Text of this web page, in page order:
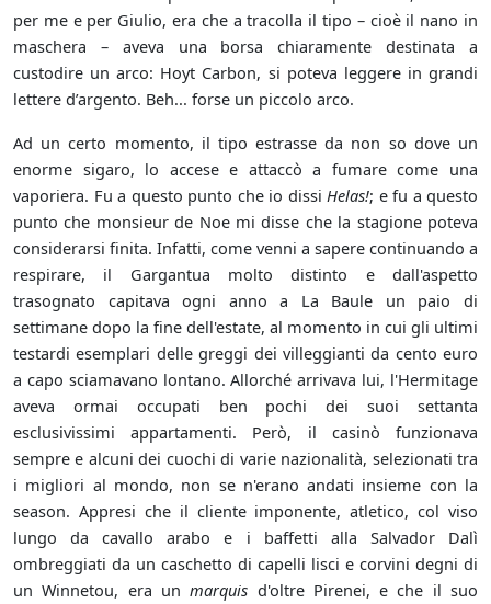
per me e per Giulio, era che a tracolla il tipo – cioè il nano in
maschera – aveva una borsa chiaramente destinata a
custodire un arco: Hoyt Carbon, si poteva leggere in grandi
lettere d’argento. Beh... forse un piccolo arco.
Ad un certo momento, il tipo estrasse da non so dove un
enorme sigaro, lo accese e attaccò a fumare come una
vaporiera. Fu a questo punto che io dissi Helas!; e fu a questo
punto che monsieur de Noe mi disse che la stagione poteva
considerarsi finita. Infatti, come venni a sapere continuando a
respirare, il Gargantua molto distinto e dall'aspetto
trasognato capitava ogni anno a La Baule un paio di
settimane dopo la fine dell'estate, al momento in cui gli ultimi
testardi esemplari delle greggi dei villeggianti da cento euro
a capo sciamavano lontano. Allorché arrivava lui, l'Hermitage
aveva ormai occupati ben pochi dei suoi settanta
esclusivissimi appartamenti. Però, il casinò funzionava
sempre e alcuni dei cuochi di varie nazionalità, selezionati tra
i migliori al mondo, non se n'erano andati insieme con la
season. Appresi che il cliente imponente, atletico, col viso
lungo da cavallo arabo e i baffetti alla Salvador Dalì
ombreggiati da un caschetto di capelli lisci e corvini degni di
un Winnetou, era unmarquis d'oltre Pirenei, e che il suo